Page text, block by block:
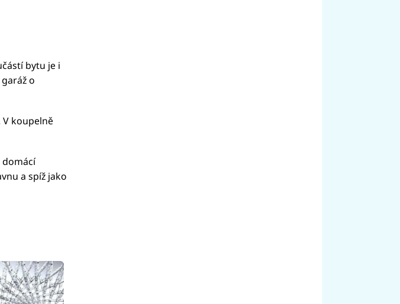
bytu je i
o
koupelně
domácí
a spíž jako